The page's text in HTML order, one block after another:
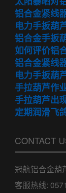
铝合金紧线
电力手扳葫
铝合金手扳
如何评价铝
铝合金紧线
电力手扳葫
手拉葫芦作
手拉葫芦出
定期润滑飞
CONTACT
冠航铝合金葫
客服热线: